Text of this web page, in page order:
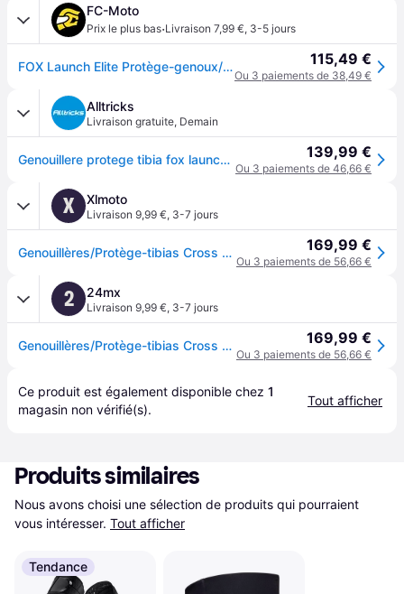
FC-Moto
Prix le plus bas·Livraison 7,99 €, 3-5 jours
FOX Launch Elite Protège-genoux/tibias 115,49 €
Ou 3 paiements de 38,49 €
Alltricks
Livraison gratuite, Demain
Genouillere protege tibia fox launch elite noir 139,99 €
Ou 3 paiements de 46,66 €
X Xlmoto
Livraison 9,99 €, 3-7 jours
Genouillères/Protège-tibias Cross FOX Racing Launch Elite Noir L 169,99 €
Ou 3 paiements de 56,66 €
2 24mx
Livraison 9,99 €, 3-7 jours
Genouillères/Protège-tibias Cross FOX Racing Launch Elite Noir L 169,99 €
Ou 3 paiements de 56,66 €
Ce produit est également disponible chez 1
magasin non vérifié(s).
Tout afficher
Produits similaires
Nous avons choisi une sélection de produits qui pourraient
vous intéresser. Tout afficher
Tendance